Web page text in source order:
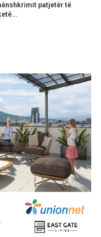
patjetër të